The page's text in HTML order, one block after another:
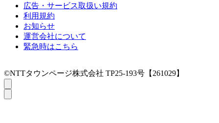
広告・サービス取扱い規約
利用規約
お知らせ
運営会社について
緊急時はこちら
©NTTタウンページ株式会社 TP25-193号【261029】